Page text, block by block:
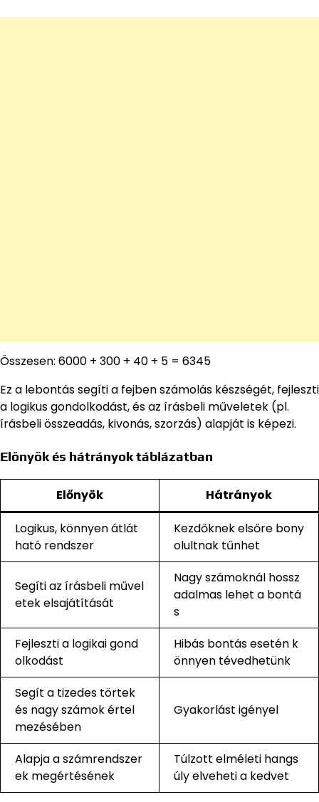
Összesen: 6000 + 300 + 40 + 5 = 6345
Ez a lebontás segíti a fejben számolás készségét, fejleszti
a logikus gondolkodást, és az írásbeli műveletek (pl.
írásbeli összeadás, kivonás, szorzás) alapját is képezi.
Előnyök és hátrányok táblázatban
Előnyök Hátrányok
Logikus, könnyen átlát
ható rendszer
Kezdőknek elsőre bony
olultnak tűnhet
Segíti az írásbeli művel
etek elsajátítását
Nagy számoknál hossz
adalmas lehet a bontá
s
Fejleszti a logikai gond
olkodást
Hibás bontás esetén k
önnyen tévedhetünk
Segít a tizedes törtek
és nagy számok értel
mezésében
Gyakorlást igényel
Alapja a számrendszer
ek megértésének
Túlzott elméleti hangs
úly elveheti a kedvet